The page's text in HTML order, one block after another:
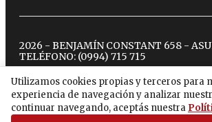
Utilizamos cookies propias y terceros para
experiencia de navegación y analizar
continuar navegando, aceptás nuestra
2026 - BENJAMÍN CONSTANT 658 -
TELÉFONO: (0994) 715 715
twitterinstagram
facebook
tiktok